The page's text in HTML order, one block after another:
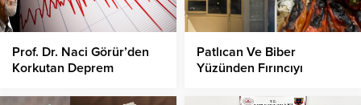
Prof. Dr. Naci Görür’den
Korkutan Deprem
Patlıcan Ve Biber
Yüzünden Fırıncıyı